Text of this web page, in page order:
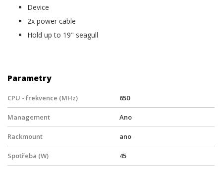
Device
2x power cable
Hold up to 19" seagull
Parametry
CPU - frekvence (MHz) 650
Management Ano
Rackmount ano
Spotřeba (W) 45